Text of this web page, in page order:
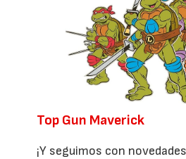
Top Gun Maverick
¡Y seguimos con